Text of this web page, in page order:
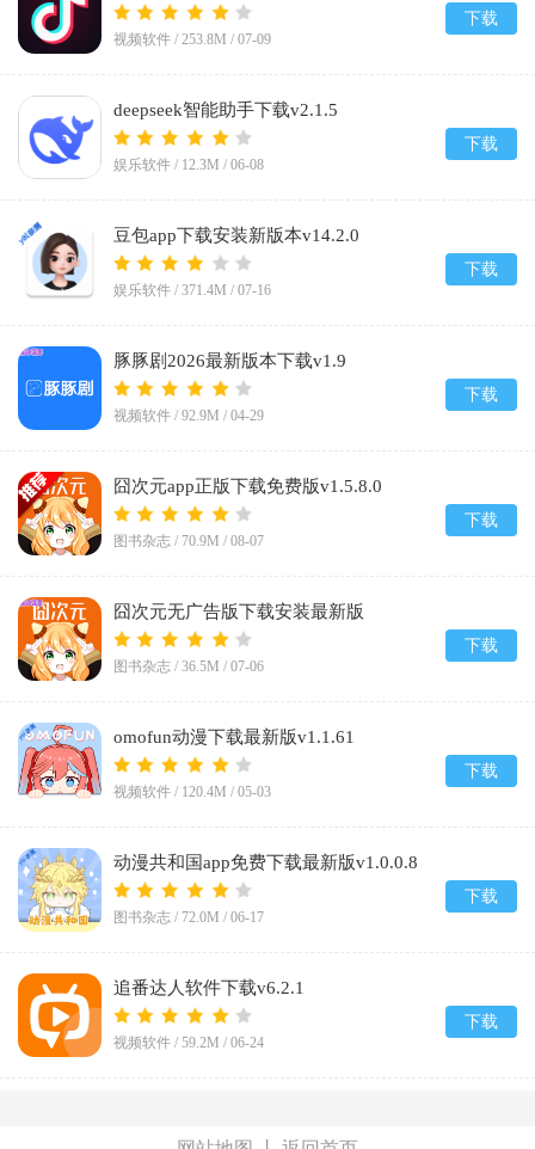
视频软件 / 253.8M / 07-09
下载
deepseek智能助手下载v2.1.5
娱乐软件 / 12.3M / 06-08
下载
豆包app下载安装新版本v14.2.0
娱乐软件 / 371.4M / 07-16
下载
豚豚剧2026最新版本下载v1.9
视频软件 / 92.9M / 04-29
下载
囧次元app正版下载免费版v1.5.8.0
图书杂志 / 70.9M / 08-07
下载
囧次元无广告版下载安装最新版
2026v1.5.8.0
图书杂志 / 36.5M / 07-06
下载
omofun动漫下载最新版v1.1.61
视频软件 / 120.4M / 05-03
下载
动漫共和国app免费下载最新版v1.0.0.8
图书杂志 / 72.0M / 06-17
下载
追番达人软件下载v6.2.1
视频软件 / 59.2M / 06-24
下载